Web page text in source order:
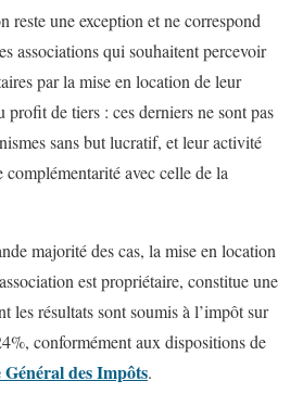
reste une exception et ne correspond
associations qui souhaitent percevoir
par la mise en location de leur
de tiers : ces derniers ne sont pas
sans but lucratif, et leur activité
complémentarité avec celle de la
majorité des cas, la mise en location
est propriétaire, constitue une
les résultats sont soumis à l’impôt sur
conformément aux dispositions de
des Impôts.